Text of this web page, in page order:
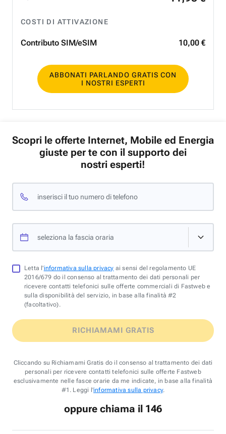
COSTI DI ATTIVAZIONE
Contributo SIM/eSIM 10,00 €
ABBONATI PARLANDO GRATIS CON
I NOSTRI ESPERTI
Scopri le offerte Internet, Mobile ed Energia
giuste per te con il supporto dei
nostri esperti!
inserisci il tuo numero di telefono
seleziona la fascia oraria
Letta l'informativa sulla privacy ai sensi del regolamento UE
2016/679 do il consenso al trattamento dei dati personali per
ricevere contatti telefonici sulle offerte commerciali di Fastweb e
sulla disponibilità del servizio, in base alla finalità #2
(facoltativo).
RICHIAMAMI GRATIS
Cliccando su Richiamami Gratis do il consenso al trattamento dei dati
personali per ricevere contatti telefonici sulle offerte Fastweb
esclusivamente nelle fasce orarie da me indicate, in base alla finalità
#1. Leggi l'informativa sulla privacy.
oppure chiama il 146